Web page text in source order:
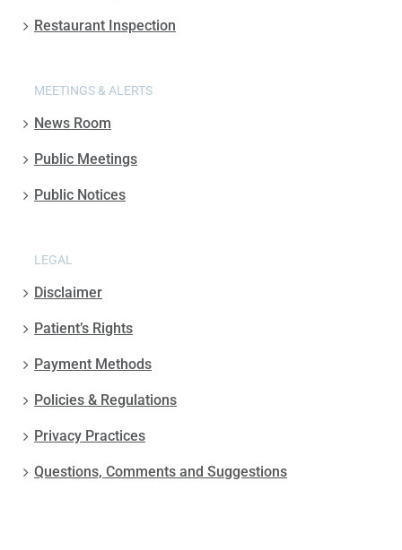
Restaurant Inspection
MEETINGS & ALERTS
News Room
Public Meetings
Public Notices
LEGAL
Disclaimer
Patient’s Rights
Payment Methods
Policies & Regulations
Privacy Practices
Questions, Comments and Suggestions